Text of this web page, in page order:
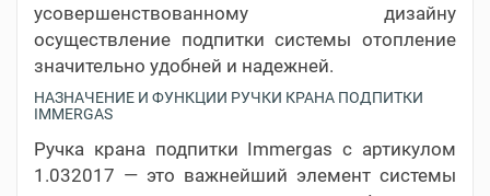
усовершенствованному дизайну
осуществление подпитки системы отопление
значительно удобней и надежней.
НАЗНАЧЕНИЕ И ФУНКЦИИ РУЧКИ КРАНА ПОДПИТКИ
IMMERGAS
Ручка крана подпитки Immergas с артикулом
1.032017 — это важнейший элемент системы